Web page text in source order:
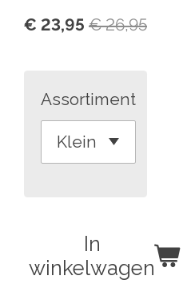
€ 23,95 € 26,95
Assortiment
In
winkelwagen